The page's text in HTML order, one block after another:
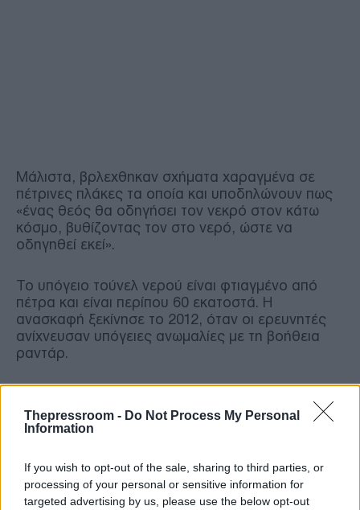
Thepressroom - Do Not Process My Personal
Information
If you wish to opt-out of the sale, sharing to third parties, or
processing of your personal or sensitive information for
targeted advertising by us, please use the below opt-out
Μάλιστα, βρλεχθηκαν σχήματα χαραγμένα σε
πέτρινες πλάκες τα οποία και υποδηλώνουν πως
«ένας θεός θα οδηγήσει τον νεκρό στον κάτω
κόσμο, βυθίζοντας τον στο νερό, ώστε να
οδηγηθεί εκεί».
Το υπόγειο τούνελ νερού είναι φτιαγμένο από
πέτρα και είναι περίπου 60 εκατοστά. Η
ανασκαφή ξεκίνησε το 2012, όταν οι ερευνητές
ανίχνευσαν υπόγειες ανωμαλίες με τη βοήθεια
ραντάρ.